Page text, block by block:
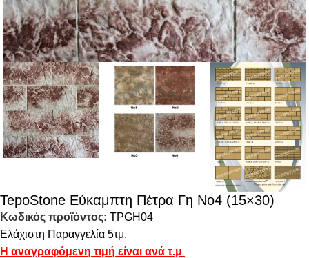
TepoStone Εύκαμπτη Πέτρα Γη No4 (15×30)
Κωδικός προϊόντος: TPGH04
Ελάχιστη Παραγγελία 5τμ.
Η αναγραφόμενη τιμή είναι ανά τ.μ